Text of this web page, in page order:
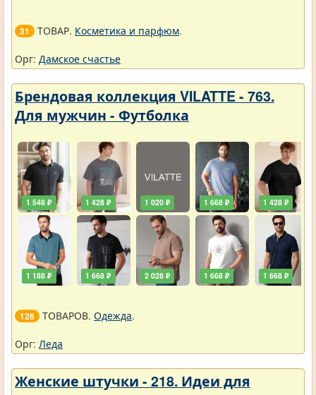
31 ТОВАР. Косметика и парфюм.
Орг: Дамское счастье
Брендовая коллекция VILATTE - 763.
Для мужчин - Футболка
1 548 ₽
1 188 ₽
1 428 ₽
1 668 ₽
1 020 ₽
2 028 ₽
1 668 ₽
1 668 ₽
1 428 ₽
1 668 ₽
126 ТОВАРОВ. Одежда.
Орг: Леда
Женские штучки - 218. Идеи для